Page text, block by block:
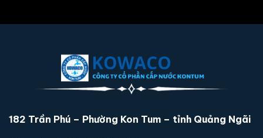
182 Trần Phú – Phường Kon Tum – tỉnh Quảng Ngãi